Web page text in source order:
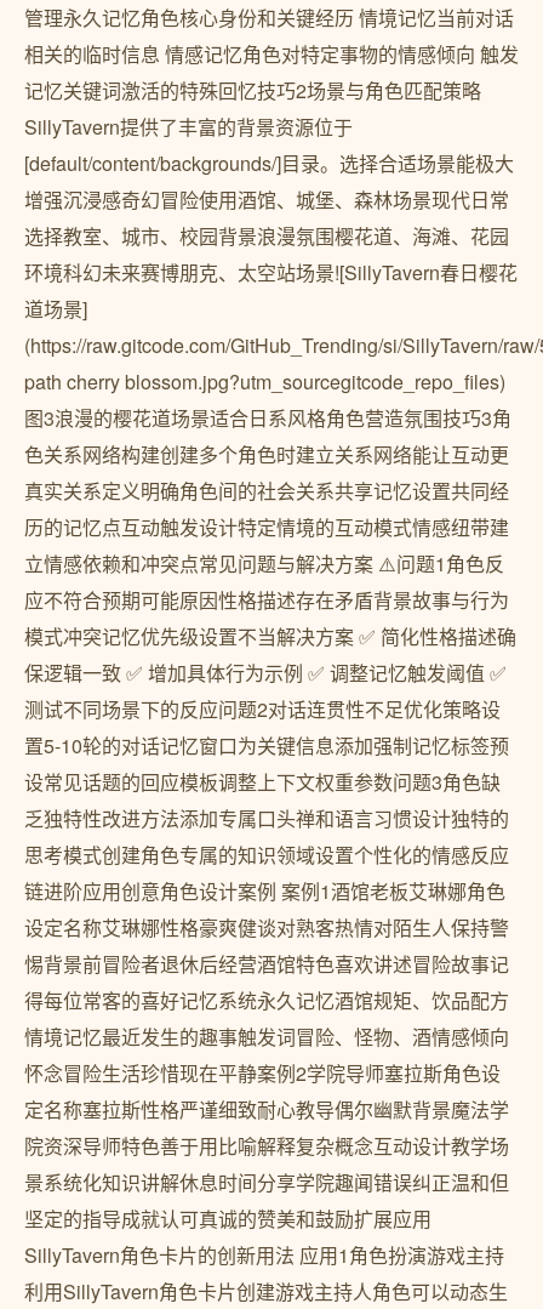
管理永久记忆角色核心身份和关键经历 情境记忆当前对话
相关的临时信息 情感记忆角色对特定事物的情感倾向 触发
记忆关键词激活的特殊回忆技巧2场景与角色匹配策略
SillyTavern提供了丰富的背景资源位于
[default/content/backgrounds/]目录。选择合适场景能极大
增强沉浸感奇幻冒险使用酒馆、城堡、森林场景现代日常
选择教室、城市、校园背景浪漫氛围樱花道、海滩、花园
环境科幻未来赛博朋克、太空站场景![SillyTavern春日樱花
道场景]
(https://raw.gitcode.com/GitHub_Trending/si/SillyTavern/
path cherry blossom.jpg?utm_sourcegitcode_repo_files)
图3浪漫的樱花道场景适合日系风格角色营造氛围技巧3角
色关系网络构建创建多个角色时建立关系网络能让互动更
真实关系定义明确角色间的社会关系共享记忆设置共同经
历的记忆点互动触发设计特定情境的互动模式情感纽带建
立情感依赖和冲突点常见问题与解决方案 ⚠️问题1角色反
应不符合预期可能原因性格描述存在矛盾背景故事与行为
模式冲突记忆优先级设置不当解决方案 ✅ 简化性格描述确
保逻辑一致 ✅ 增加具体行为示例 ✅ 调整记忆触发阈值 ✅
测试不同场景下的反应问题2对话连贯性不足优化策略设
置5-10轮的对话记忆窗口为关键信息添加强制记忆标签预
设常见话题的回应模板调整上下文权重参数问题3角色缺
乏独特性改进方法添加专属口头禅和语言习惯设计独特的
思考模式创建角色专属的知识领域设置个性化的情感反应
链进阶应用创意角色设计案例 案例1酒馆老板艾琳娜角色
设定名称艾琳娜性格豪爽健谈对熟客热情对陌生人保持警
惕背景前冒险者退休后经营酒馆特色喜欢讲述冒险故事记
得每位常客的喜好记忆系统永久记忆酒馆规矩、饮品配方
情境记忆最近发生的趣事触发词冒险、怪物、酒情感倾向
怀念冒险生活珍惜现在平静案例2学院导师塞拉斯角色设
定名称塞拉斯性格严谨细致耐心教导偶尔幽默背景魔法学
院资深导师特色善于用比喻解释复杂概念互动设计教学场
景系统化知识讲解休息时间分享学院趣闻错误纠正温和但
坚定的指导成就认可真诚的赞美和鼓励扩展应用
SillyTavern角色卡片的创新用法 应用1角色扮演游戏主持
利用SillyTavern角色卡片创建游戏主持人角色可以动态生